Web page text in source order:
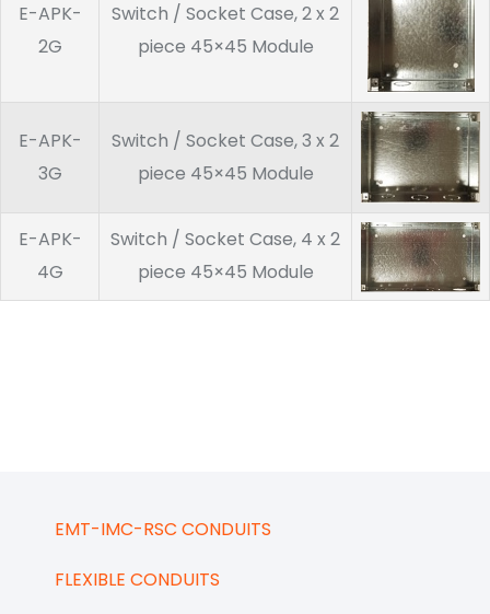
EMT-IMC-RSC CONDUITS
FLEXIBLE CONDUITS
E-APK-
2G
Switch / Socket Case, 2 x 2
piece 45×45 Module
E-APK-
3G
Switch / Socket Case, 3 x 2
piece 45×45 Module
E-APK-
4G
Switch / Socket Case, 4 x 2
piece 45×45 Module